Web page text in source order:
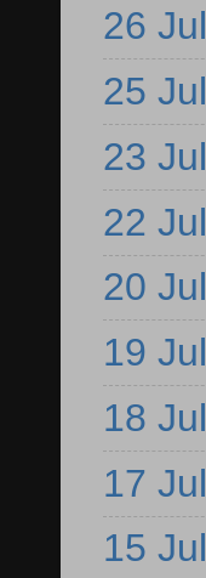
26 Jul
25 Jul
23 Jul
22 Jul
20 Jul
19 Jul
18 Jul
17 Jul
15 Jul